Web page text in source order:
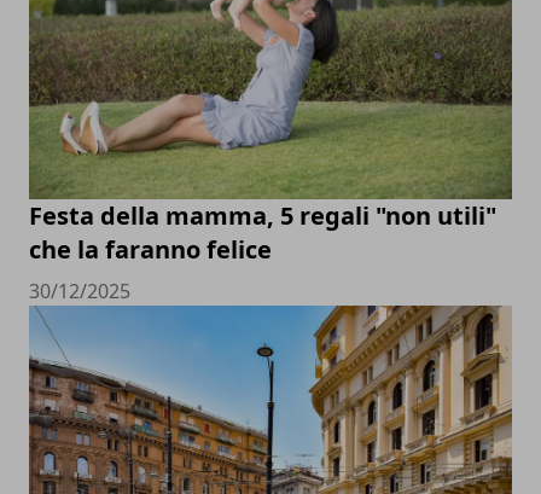
Festa della mamma, 5 regali "non utili"
che la faranno felice
30/12/2025